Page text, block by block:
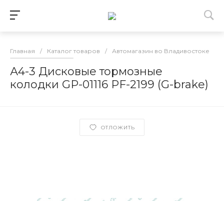
Главная / Каталог товаров / Автомагазин во Владивостоке
А4-3 Дисковые тормозные
колодки GP-01116 PF-2199 (G-brake)
ОТЛОЖИТЬ